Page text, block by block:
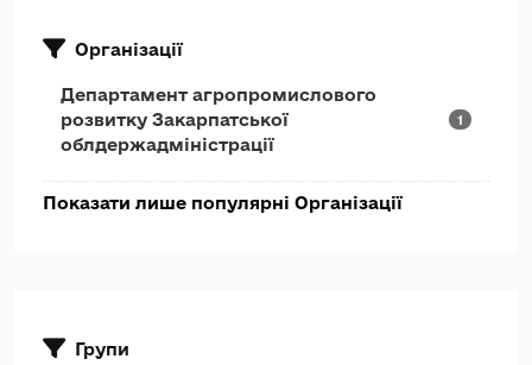
Організації
Департамент агропромислового
розвитку Закарпатської
облдержадміністрації
1
Показати лише популярні Організації
Групи